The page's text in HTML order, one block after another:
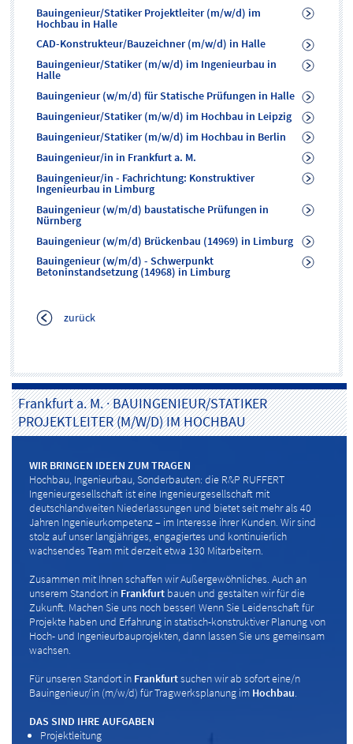
Bauingenieur/Statiker Projektleiter (m/w/d) im
Hochbau in Halle
CAD-Konstrukteur/Bauzeichner (m/w/d) in Halle
Bauingenieur/Statiker (m/w/d) im Ingenieurbau in
Halle
Bauingenieur (w/m/d) für Statische Prüfungen in Halle
Bauingenieur/Statiker (m/w/d) im Hochbau in Leipzig
Bauingenieur/Statiker (m/w/d) im Hochbau in Berlin
Bauingenieur/in in Frankfurt a. M.
Bauingenieur/in - Fachrichtung: Konstruktiver
Ingenieurbau in Limburg
Bauingenieur (w/m/d) baustatische Prüfungen in
Nürnberg
Bauingenieur (w/m/d) Brückenbau (14969) in Limburg
Bauingenieur (w/m/d) - Schwerpunkt
Betoninstandsetzung (14968) in Limburg
zurück
Frankfurt a. M.·BAUINGENIEUR/STATIKER
PROJEKTLEITER (M/W/D) IM HOCHBAU
WIR BRINGEN IDEEN ZUM TRAGEN
Hochbau, Ingenieurbau, Sonderbauten: die R&P RUFFERT
Ingenieurgesellschaft ist eine Ingenieurgesellschaft mit
deutschlandweiten Niederlassungen und bietet seit mehr als 40
Jahren Ingenieurkompetenz – im Interesse ihrer Kunden. Wir sind
stolz auf unser langjähriges, engagiertes und kontinuierlich
wachsendes Team mit derzeit etwa 130 Mitarbeitern.
Zusammen mit Ihnen schaffen wir Außergewöhnliches. Auch an
unserem Standort in Frankfurt bauen und gestalten wir für die
Zukunft. Machen Sie uns noch besser! Wenn Sie Leidenschaft für
Projekte haben und Erfahrung in statisch-konstruktiver Planung von
Hoch- und Ingenieurbauprojekten, dann lassen Sie uns gemeinsam
wachsen.
Für unseren Standort in Frankfurtsuchen wir ab sofort eine/n
Bauingenieur/in (m/w/d) für Tragwerksplanung im Hochbau.
DAS SIND IHRE AUFGABEN
Projektleitung